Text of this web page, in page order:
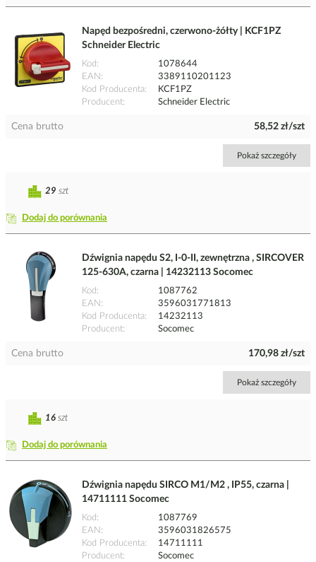
Napęd bezpośredni, czerwono-żółty | KCF1PZ
Schneider Electric
Kod
1078644
EAN
3389110201123
Kod Producenta
KCF1PZ
Producent
Schneider Electric
Cena brutto 58,52 zł/szt
Pokaż szczegóły
Dodaj do porównania
29 szt
Dźwignia napędu S2, I-0-II, zewnętrzna , SIRCOVER
125-630A, czarna | 14232113 Socomec
Kod
1087762
EAN
3596031771813
Kod Producenta
14232113
Producent
Socomec
Cena brutto 170,98 zł/szt
Pokaż szczegóły
Dodaj do porównania
16 szt
Dźwignia napędu SIRCO M1/M2 , IP55, czarna |
14711111 Socomec
Kod
1087769
EAN
3596031826575
Kod Producenta
14711111
Producent
Socomec